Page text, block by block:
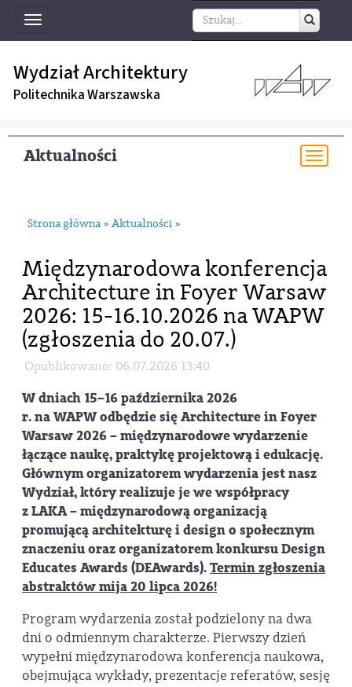
Toggle
navigation
Wydział Architektury
Politechnika Warszawska
Aktualności
Strona główna » Aktualności »
Międzynarodowa konferencja
Architecture in Foyer Warsaw
2026: 15-16.10.2026 na WAPW
(zgłoszenia do 20.07.)
Opublikowano: 06.07.2026 13:40
W dniach 15–16 października 2026
r.naWAPWodbędzie sięArchitecture in Foyer
Warsaw 2026– międzynarodowe wydarzenie
łączące naukę, praktykę projektową i edukację.
Głównym organizatorem wydarzenia jest nasz
Wydział, który realizuje je we współpracy
zLAKA– międzynarodową organizacją
promującą architekturę i design o społecznym
znaczeniu oraz organizatorem konkursuDesign
Educates Awards (DEAwards).Termin zgłoszenia
abstraktów mija 20 lipca 2026!
Program wydarzenia został podzielony na dwa
dni o odmiennym charakterze. Pierwszy dzień
wypełni międzynarodowa konferencja naukowa,
obejmująca wykłady, prezentacje referatów, sesję